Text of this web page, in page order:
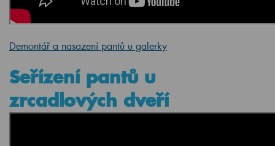
Demontář a nasazení pantů u galerky
Seřízení pantů u
zrcadlových dveří